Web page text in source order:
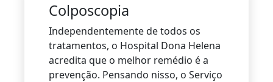
Colposcopia
Independentemente de todos os
tratamentos, o Hospital Dona Helena
acredita que o melhor remédio é a
prevenção. Pensando nisso, o Serviço